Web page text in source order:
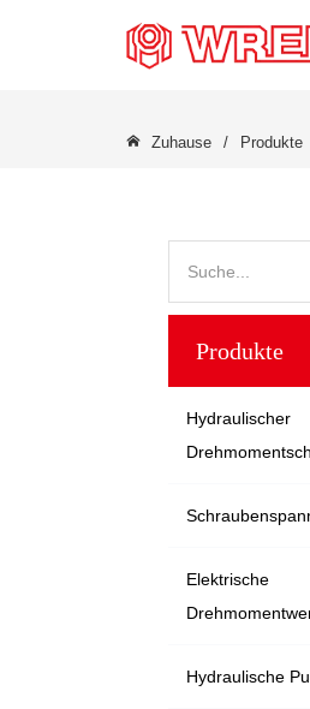
LOGO
Zuhause / Produkte
Produkte
Hydraulischer
Elektrische
Hydraulische